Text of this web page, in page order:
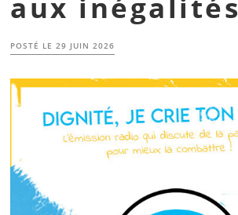
aux inégalités
POSTÉ LE29 JUIN 2026